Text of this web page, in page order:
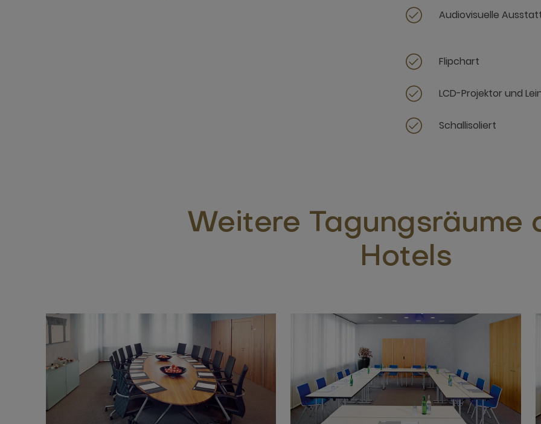
Audiovisuelle
Flipchart
LCD-Projektor und
Schallisoliert
Weitere Tagungsräume
Hotels